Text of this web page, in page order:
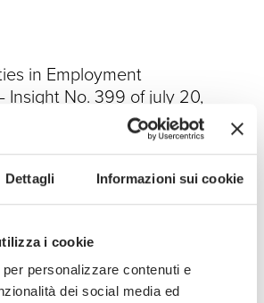
Dettagli Informazioni sui cookie
i cookie
personalizzare contenuti e
dei social media ed
in Employment
Insight No. 399 of july 20,
See all +